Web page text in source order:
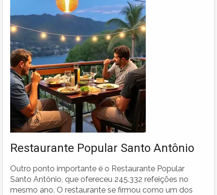
Restaurante Popular Santo Antônio
Outro ponto importante é o Restaurante Popular
Santo Antônio, que ofereceu 245.332 refeições no
mesmo ano. O restaurante se firmou como um dos